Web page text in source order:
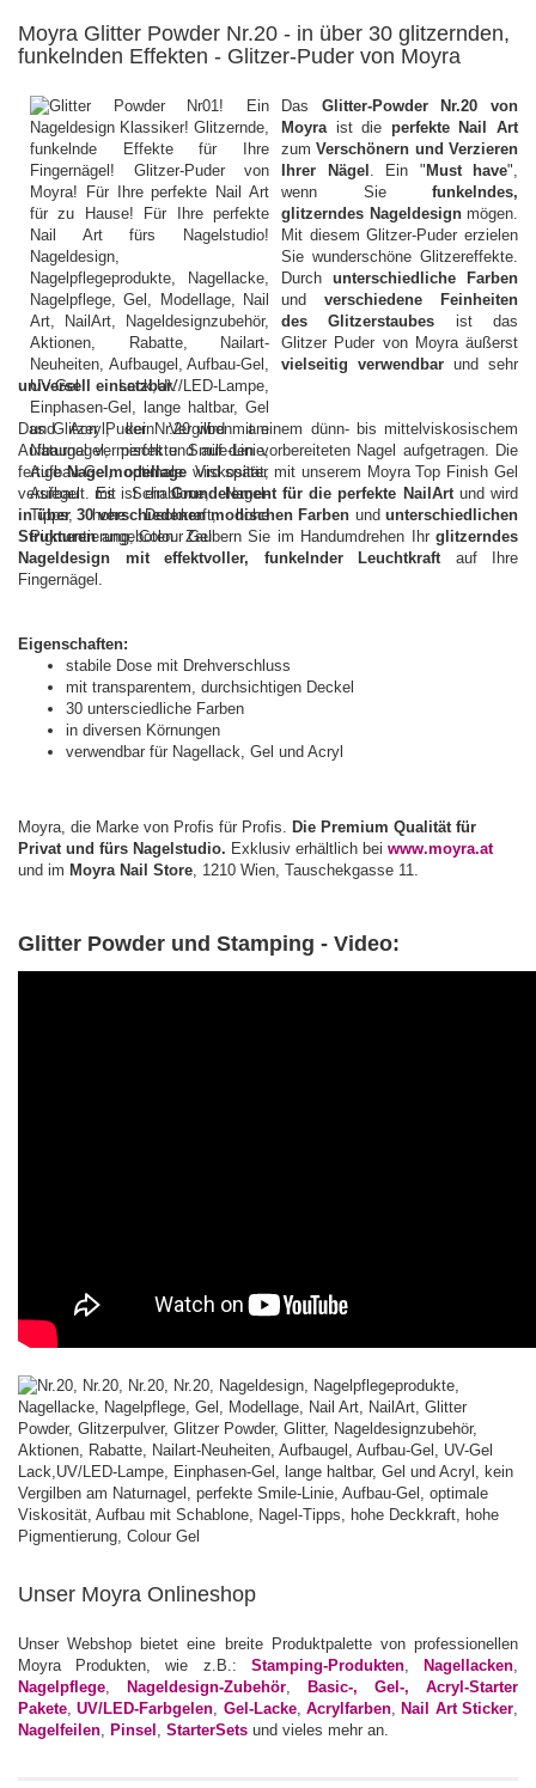
Moyra Glitter Powder Nr.20 - in über 30 glitzernden,
funkelnden Effekten - Glitzer-Puder von Moyra
Das Glitter-Powder Nr.20 von
Moyra ist die perfekte Nail Art
zumVerschönern und Verzieren
Ihrer Nägel . Ein "Must have",
wenn Sie funkelndes,
glitzerndes Nageldesignmögen.
Mit diesem Glitzer-Puder erzielen
Sie wunderschöne Glitzereffekte.
Durch unterschiedliche Farben
und verschiedene Feinheiten
des Glitzerstaubes ist das
Glitzer Puder von Moyra äußerst
vielseitig verwendbar und sehr
universell einsetzbar.
Das Glitzer Puder Nr.20 wird mit einem dünn- bis mittelviskosischem
Aufbaugel vermischt und auf den vorbereiteten Nagel aufgetragen. Die
fertigeNagelmodellage wird später mit unserem Moyra Top Finish Gel
versiegelt. Es ist einGrundelement für die perfekte NailArtund wird
in über 30 verschiedenen modischen Farben undunterschiedlichen
Strukturenangeboten. Zaubern Sie im Handumdrehen Ihr glitzerndes
Nageldesign mit effektvoller, funkelnder Leuchtkraft auf Ihre
Fingernägel.
Eigenschaften:
stabile Dose mit Drehverschluss
mit transparentem, durchsichtigen Deckel
30 untersciedliche Farben
in diversen Körnungen
verwendbar für Nagellack, Gel und Acryl
Moyra, die Marke von Profis für Profis. Die Premium Qualität für
Privat und fürs Nagelstudio. Exklusiv erhältlich bei www.moyra.at
und im Moyra Nail Store , 1210 Wien, Tauschekgasse 11.
Glitter Powder und Stamping - Video:
Unser Moyra Onlineshop
Unser Webshop bietet eine breite Produktpalette von professionellen
Moyra Produkten, wie z.B.: Stamping-Produkten, Nagellacken
Nagelpflege
Nageldesign-Zubehör
Basic-, Gel-, Acryl-Starter
Pakete ,UV/LED-Farbgelen Gel-Lacke,Acrylfarben ,Nail Art Sticker
Nagelfeilen Pinsel StarterSets und vieles mehr an.